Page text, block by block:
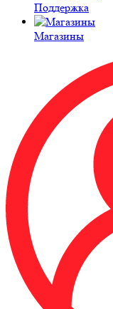
Поддержка
Магазины